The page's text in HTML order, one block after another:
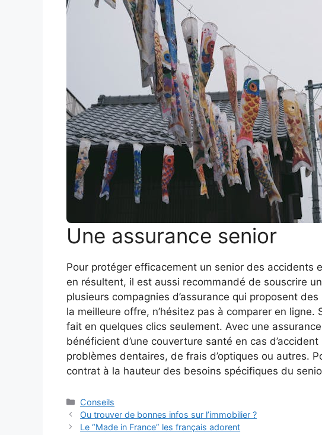
Une assurance senior
Pour protéger efficacement un senior des accidents
en résultent, il est aussi recommandé de souscrire
plusieurs compagnies d’assurance qui proposent
la meilleure offre, n’hésitez pas à comparer en
fait en quelques clics seulement. Avec une
bénéficient d’une couverture santé en cas
problèmes dentaires, de frais d’optiques ou autres.
contrat à la hauteur des besoins spécifiques du
Catégories
Conseils
Ou trouver de bonnes infos sur l’immobilier ?
Le “Made in France” les français adorent